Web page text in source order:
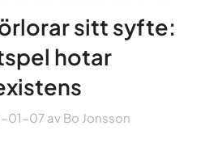
sitt syfte:
hotar
01-07 av Bo Jonsson